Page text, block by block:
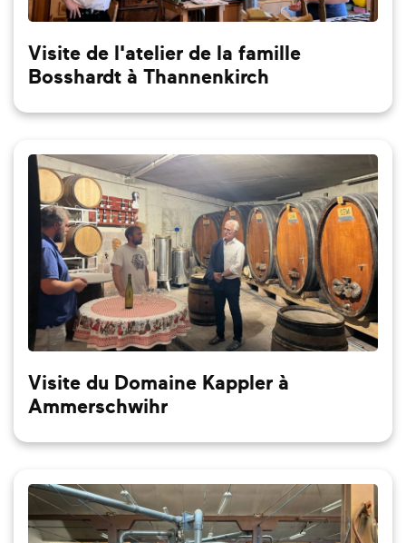
Visite de l'atelier de la famille
Bosshardt à Thannenkirch
Visite du Domaine Kappler à
Ammerschwihr